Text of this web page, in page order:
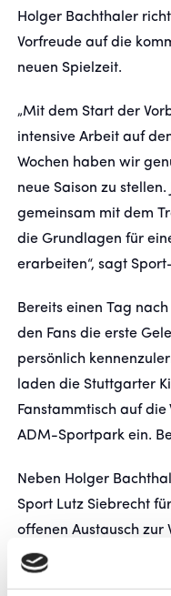
Präsentiert von
Holger Bachthaler
Vorfreude auf die
neuen Spielzeit.
„Mit dem Start der
intensive Arbeit auf
Wochen haben wir
neue Saison zu
gemeinsam mit dem
die Grundlagen für
erarbeiten“, sagt
Bereits einen Tag
den Fans die erste
persönlich
laden die Stuttgarter
Fanstammtisch auf
ADM-Sportpark ein.
Neben Holger
Sport Lutz Siebrecht
offenen Austausch zur
Atmosphäre können